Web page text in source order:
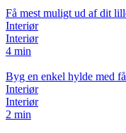
Få mest muligt ud af dit
Interiør
Interiør
4 min
Byg en enkel hylde med
Interiør
Interiør
2 min